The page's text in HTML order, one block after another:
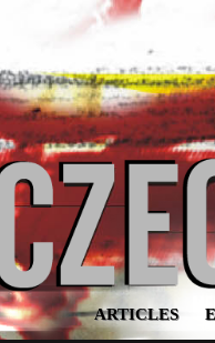
ARTICLES